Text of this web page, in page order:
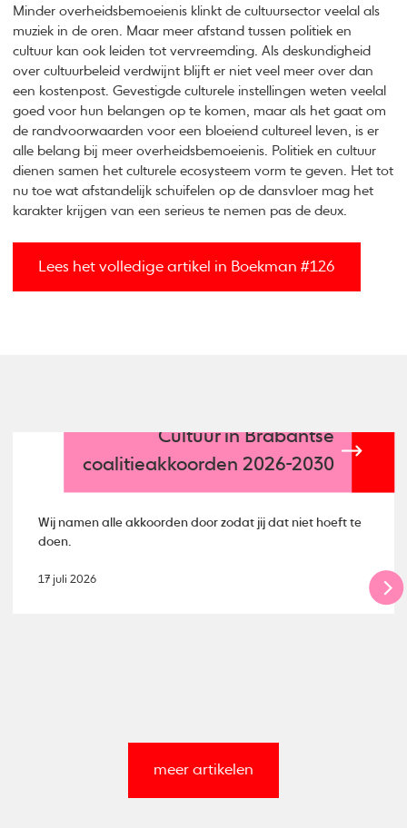
Minder overheidsbemoeienis klinkt de cultuursector veelal als
muziek in de oren. Maar meer afstand tussen politiek en
cultuur kan ook leiden tot vervreemding. Als deskundigheid
over cultuurbeleid verdwijnt blijft er niet veel meer over dan
een kostenpost. Gevestigde culturele instellingen weten veelal
goed voor hun belangen op te komen, maar als het gaat om
de randvoorwaarden voor een bloeiend cultureel leven, is er
alle belang bij meer overheidsbemoeienis. Politiek en cultuur
dienen samen het culturele ecosysteem vorm te geven. Het tot
nu toe wat afstandelijk schuifelen op de dansvloer mag het
karakter krijgen van een serieus te nemen pas de deux.
Lees het volledige artikel in Boekman #126
Cultuur in Brabantse
coalitieakkoorden 2026-2030
Wij namen alle akkoorden door zodat jij dat niet hoeft te
doen.
17 juli 2026
meer artikelen